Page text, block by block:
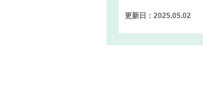
更新日：2025.05.02